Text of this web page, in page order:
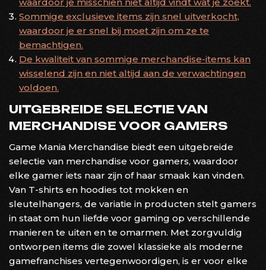
Sommige exclusieve items zijn snel uitverkocht,
waardoor je er snel bij moet zijn om ze te
bemachtigen.
De kwaliteit van sommige merchandise-items kan
wisselend zijn en niet altijd aan de verwachtingen
voldoen.
UITGEBREIDE SELECTIE VAN
MERCHANDISE VOOR GAMERS
Game Mania Merchandise biedt een uitgebreide
selectie van merchandise voor gamers, waardoor
elke gamer iets naar zijn of haar smaak kan vinden.
Van T-shirts en hoodies tot mokken en
sleutelhangers, de variatie in producten stelt gamers
in staat om hun liefde voor gaming op verschillende
manieren te uiten en te omarmen. Met zorgvuldig
ontworpen items die zowel klassieke als moderne
gamefranchises vertegenwoordigen, is er voor elke